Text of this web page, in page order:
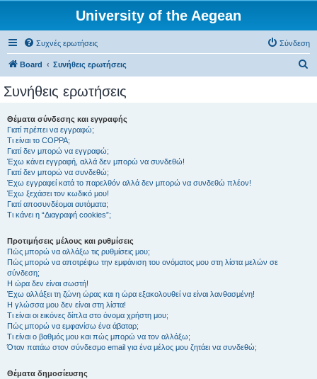
University of the Aegean
Συχνές ερωτήσεις Σύνδεση
Board Συνήθεις ερωτήσεις
Συνήθεις ερωτήσεις
Θέματα σύνδεσης και εγγραφής
Γιατί πρέπει να εγγραφώ;
Τι είναι το COPPA;
Γιατί δεν μπορώ να εγγραφώ;
Έχω κάνει εγγραφή, αλλά δεν μπορώ να συνδεθώ!
Γιατί δεν μπορώ να συνδεθώ;
Έχω εγγραφεί κατά το παρελθόν αλλά δεν μπορώ να συνδεθώ πλέον!
Έχω ξεχάσει τον κωδικό μου!
Γιατί αποσυνδέομαι αυτόματα;
Τι κάνει η “Διαγραφή cookies”;
Προτιμήσεις μέλους και ρυθμίσεις
Πώς μπορώ να αλλάξω τις ρυθμίσεις μου;
Πώς μπορώ να αποτρέψω την εμφάνιση του ονόματος μου στη λίστα μελών σε
σύνδεση;
Η ώρα δεν είναι σωστή!
Έχω αλλάξει τη ζώνη ώρας και η ώρα εξακολουθεί να είναι λανθασμένη!
Η γλώσσα μου δεν είναι στη λίστα!
Τι είναι οι εικόνες δίπλα στο όνομα χρήστη μου;
Πώς μπορώ να εμφανίσω ένα άβαταρ;
Τι είναι ο βαθμός μου και πώς μπορώ να τον αλλάξω;
Όταν πατάω στον σύνδεσμο email για ένα μέλος μου ζητάει να συνδεθώ;
Θέματα δημοσίευσης